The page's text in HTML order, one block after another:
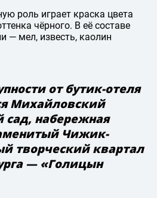
роль играет краска цвета
чёрного. В её составе
— мел, известь, каолин
от бутик-отеля
Михайловский
сад, набережная
Чижик-
творческий квартал
— «Голицын